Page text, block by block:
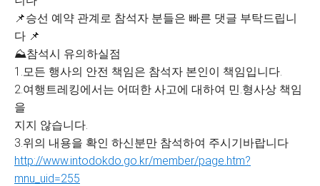
📌승선 예약 관계로 참석자 분들은 빠른 댓글 부탁드립니
다 📌
⛰참석시 유의하실점
1.모든 행사의 안전 책임은 참석자 본인이 책임입니다.
2.여행트레킹에서는 어떠한 사고에 대하여 민.형사상 책임
을
지지 않습니다.
3.위의 내용을 확인 하신분만 참석하여 주시기바랍니다
http://www.intodokdo.go.kr/member/page.htm?
mnu_uid=255